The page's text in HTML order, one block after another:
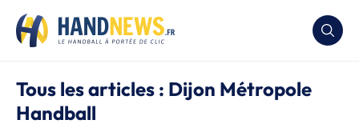
Tous les articles : Dijon Métropole
Handball